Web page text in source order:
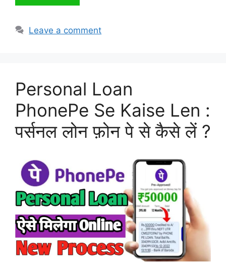
Leave a comment
Personal Loan
PhonePe Se Kaise Len :
पर्सनल लोन फ़ोन पे से कैसे लें ?